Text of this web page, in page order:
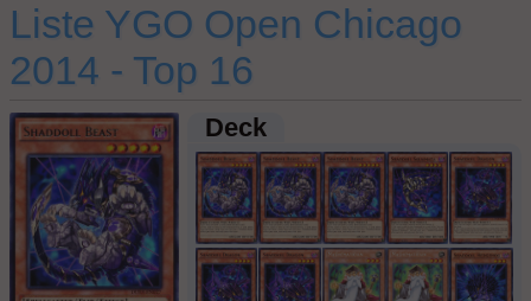
Liste YGO Open Chicago
2014 - Top 16
Deck